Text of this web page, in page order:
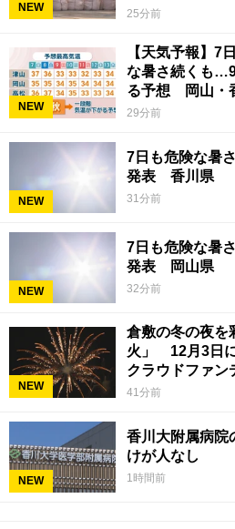
NEW 25分前
NEW
【天気予報】
な暑さ続くも
る予想 岡山・
29分前
NEW
7日も危険な暑
発表 香川県
31分前
NEW
7日も危険な暑
発表 岡山県
32分前
NEW
倉敷の冬の夜を
火」 12月3日
クラウドファン
41分前
NEW
香川大附属病
けが人なし
1時間前